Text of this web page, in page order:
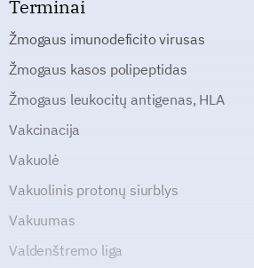
Terminai
Žmogaus imunodeficito virusas
Žmogaus kasos polipeptidas
Žmogaus leukocitų antigenas, HLA
Vakcinacija
Vakuolė
Vakuolinis protonų siurblys
Vakuumas
Valdenštremo liga